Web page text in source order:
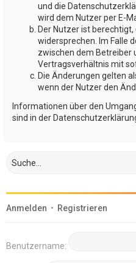
und die
wird dem Nutzer per E-
Der Nutzer ist
widersprechen. Im Falle
zwischen dem Betreiber
Vertragsverhältnis mit
Die Änderungen gelten
wenn der Nutzer den
Informationen über den
sind in der
Anmelden • Registrieren
Benutzername: